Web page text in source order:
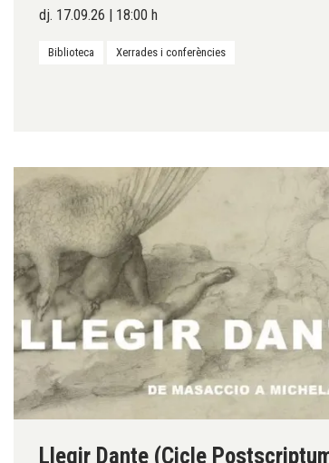
dj. 17.09.26 | 18:00 h
Biblioteca Xerrades i conferències
Llegir Dante (Cicle